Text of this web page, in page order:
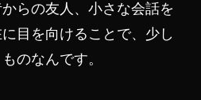
らの友人、小さな会話を
目を向けることで、少し
のなんです。